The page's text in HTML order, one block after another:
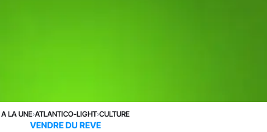
A LA UNE›ATLANTICO-LIGHT›CULTURE
VENDRE DU REVE